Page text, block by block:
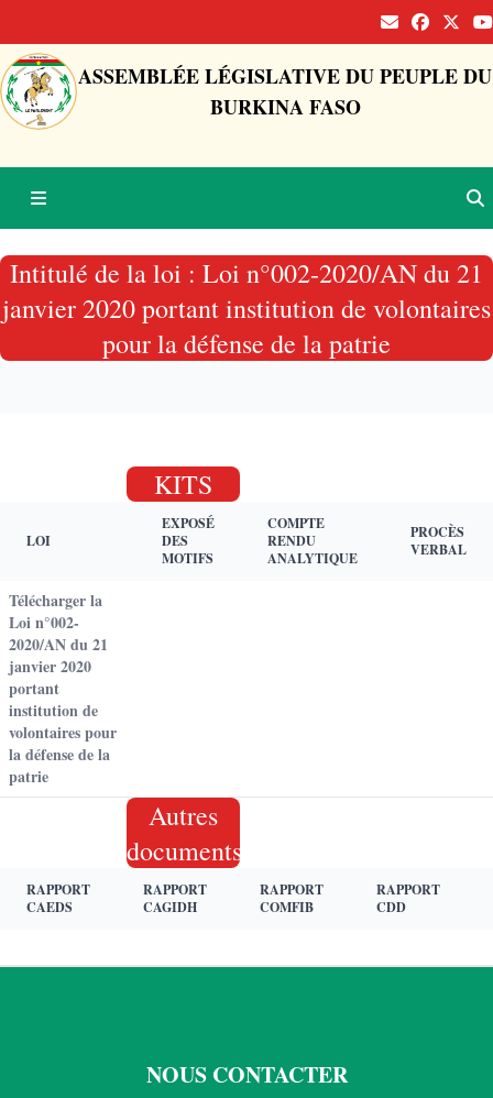
ASSEMBLÉE LÉGISLATIVE DU PEUPLE DU
BURKINA FASO
Intitulé de la loi : Loi n°002-2020/AN du 21
janvier 2020 portant institution de volontaires
pour la défense de la patrie
KITS
LOI
EXPOSÉ
DES
MOTIFS
COMPTE
RENDU
ANALYTIQUE
PROCÈS
VERBAL
Télécharger la
Loi n°002-
2020/AN du 21
janvier 2020
portant
institution de
volontaires pour
la défense de la
patrie
Autres
documents
RAPPORT
CAEDS
RAPPORT
CAGIDH
RAPPORT
COMFIB
RAPPORT
CDD
NOUS CONTACTER